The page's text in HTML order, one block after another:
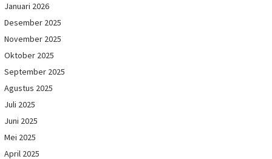
Januari 2026
Desember 2025
November 2025
Oktober 2025
September 2025
Agustus 2025
Juli 2025
Juni 2025
Mei 2025
April 2025